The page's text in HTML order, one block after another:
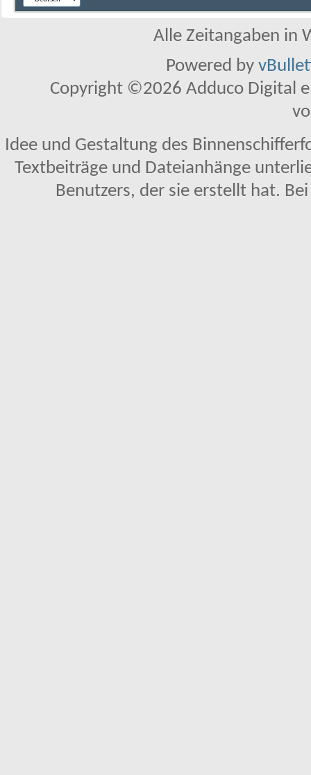
Alle Zeitangaben in
Powered by
Copyright ©2026 Adduco Digital
Idee und Gestaltung des
Textbeiträge und Dateianhänge
Benutzers, der sie erstellt hat.